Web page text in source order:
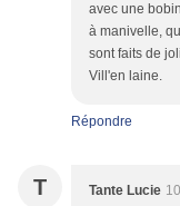
avec une
à manivelle,
sont faits de
Vill'en laine.
Répondre
T Tante Lucie